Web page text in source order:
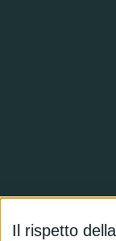
Il rispetto